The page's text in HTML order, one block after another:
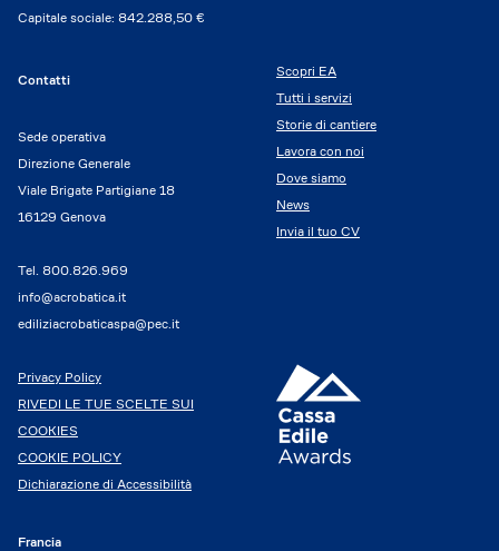
Capitale sociale: 842.288,50 €
Contatti
Sede operativa
Direzione Generale
Viale Brigate Partigiane 18
16129 Genova
Tel. 800.826.969
info@acrobatica.it
ediliziacrobaticaspa@pec.it
Scopri EA
Tutti i servizi
Storie di cantiere
Lavora con noi
Dove siamo
News
Invia il tuo CV
Privacy Policy
RIVEDI LE TUE SCELTE SUI
COOKIES
COOKIE POLICY
Dichiarazione di Accessibilità
Francia